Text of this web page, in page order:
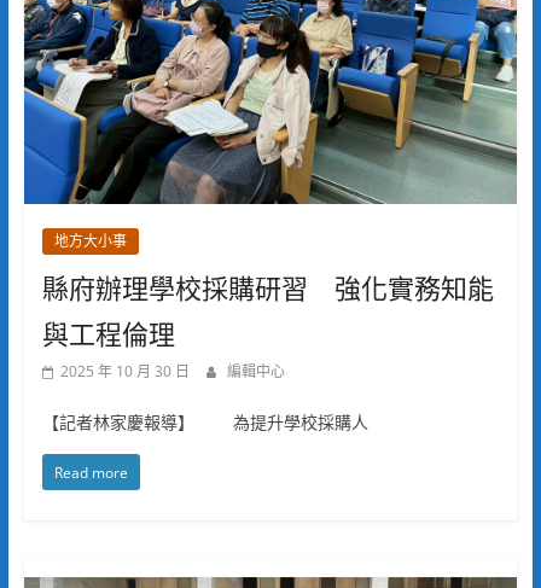
地方大小事
縣府辦理學校採購研習 強化實務知能
與工程倫理
2025 年 10 月 30 日 編輯中心
【記者林家慶報導】 為提升學校採購人
Read more